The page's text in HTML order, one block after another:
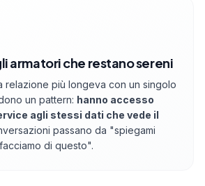
armatori che restano sereni
relazione più longeva con un singolo
un pattern: hanno accesso
agli stessi dati che vede il
passano da "spiegami
di questo".